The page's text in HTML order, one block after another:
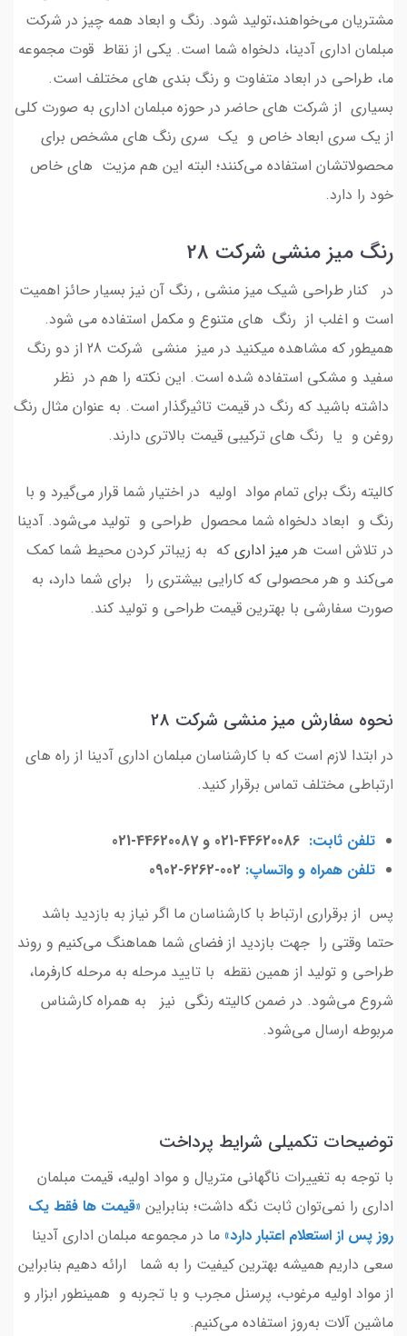
مشتریان می‌خواهند،تولید شود. رنگ و ابعاد همه چیز در شرکت
مبلمان اداری آدینا، دلخواه شما است. یکی از نقاط قوت مجموعه
ما، طراحی در ابعاد متفاوت و رنگ بندی های مختلف است.
بسیاری از شرکت های حاضر در حوزه مبلمان اداری به صورت کلی
از یک سری ابعاد خاص و یک سری رنگ های مشخص برای
محصولاتشان استفاده می‌کنند؛ البته این هم مزیت های خاص
خود را دارد.
رنگ میز منشی شرکت 28
در کنار طراحی شیک میز منشی , رنگ آن نیز بسیار حائز اهمیت
است و اغلب از رنگ های متنوع و مکمل استفاده می شود.
همیطور که مشاهده میکنید در میز منشی شرکت 28 از دو رنگ
سفید و مشکی استفاده شده است. این نکته را هم در نظر
داشته باشید که رنگ در قیمت تاثیرگذار است. به عنوان مثال رنگ
روغن و یا رنگ های ترکیبی قیمت بالاتری دارند.
کالیته رنگ برای تمام مواد اولیه در اختیار شما قرار می‌گیرد و با
رنگ و ابعاد دلخواه شما محصول طراحی و تولید می‌شود. آدینا
در تلاش است هر میز اداری که به زیباتر کردن محیط شما کمک
می‌کند و هر محصولی که کارایی بیشتری را برای شما دارد، به
صورت سفارشی با بهترین قیمت طراحی و تولید کند.
نحوه سفارش میز منشی شرکت 28
در ابتدا لازم است که با کارشناسان مبلمان اداری آدینا از راه های
ارتباطی مختلف تماس برقرار کنید.
تلفن ثابت:
تلفن همراه و واتساپ:
پس از برقراری ارتباط با کارشناسان ما اگر نیاز به بازدید باشد
حتما وقتی را جهت بازدید از فضای شما هماهنگ می‌کنیم و روند
طراحی و تولید از همین نقطه با تایید مرحله به مرحله کارفرما،
شروع می‌شود. در ضمن کالیته رنگی نیز به همراه کارشناس
مربوطه ارسال می‌شود.
توضیحات تکمیلی شرایط پرداخت
با توجه به تغییرات ناگهانی متریال و مواد اولیه، قیمت مبلمان
اداری را نمی‌توان ثابت نگه داشت؛ بنابراین «قیمت ها فقط یک
روز پس از استعلام اعتبار دارد» ما در مجموعه مبلمان اداری آدینا
سعی داریم همیشه بهترین کیفیت را به شما ارائه دهیم بنابراین
از مواد اولیه مرغوب، پرسنل مجرب و با تجربه و همینطور ابزار و
ماشین آلات به‌روز استفاده می‌کنیم.